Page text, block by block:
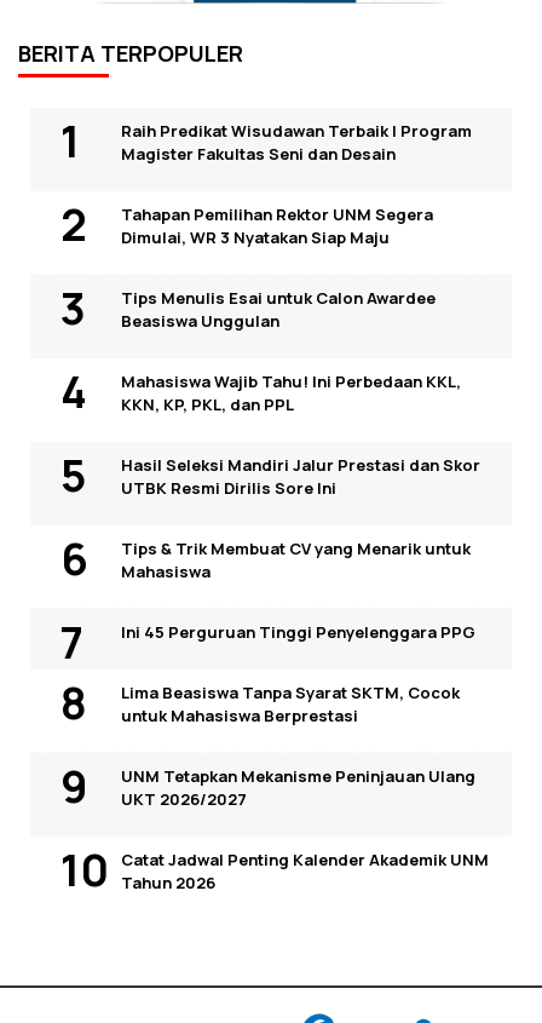
BERITA TERPOPULER
Raih Predikat Wisudawan Terbaik I Program
Magister Fakultas Seni dan Desain
Tahapan Pemilihan Rektor UNM Segera
Dimulai, WR 3 Nyatakan Siap Maju
Tips Menulis Esai untuk Calon Awardee
Beasiswa Unggulan
Mahasiswa Wajib Tahu! Ini Perbedaan KKL,
KKN, KP, PKL, dan PPL
Hasil Seleksi Mandiri Jalur Prestasi dan Skor
UTBK Resmi Dirilis Sore Ini
Tips & Trik Membuat CV yang Menarik untuk
Mahasiswa
Ini 45 Perguruan Tinggi Penyelenggara PPG
Lima Beasiswa Tanpa Syarat SKTM, Cocok
untuk Mahasiswa Berprestasi
UNM Tetapkan Mekanisme Peninjauan Ulang
UKT 2026/2027
Catat Jadwal Penting Kalender Akademik UNM
Tahun 2026